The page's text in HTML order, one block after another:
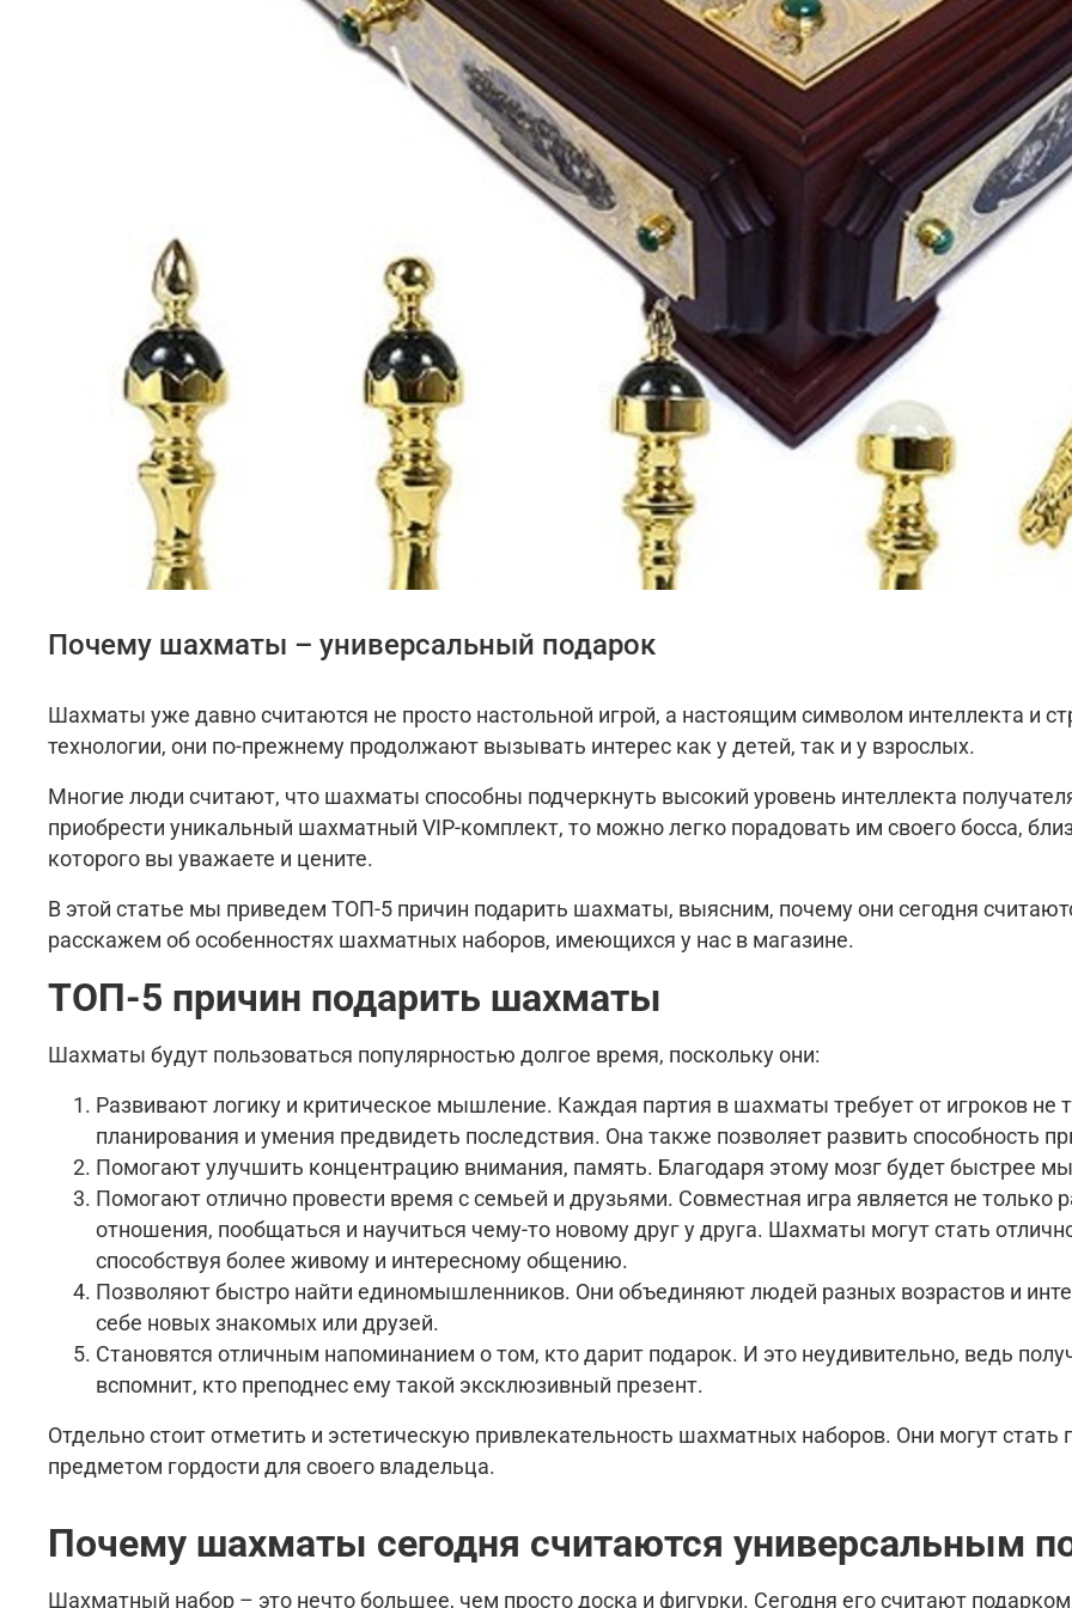
Подарки банковскому работнику
Подарки директору/руководителю
Подарки страховщику
Подарки строителю
Подарки учителю
Почему шахматы – универсальный подарок
Шахматы уже давно считаются не просто настольной игрой, а настоящим символом интеллекта и
технологии, они по-прежнему продолжают вызывать интерес как у детей, так и у взрослых.
Многие люди считают, что шахматы способны подчеркнуть высокий уровень интеллекта
приобрести уникальный шахматный VIP-комплект, то можно легко порадовать им своего босса,
которого вы уважаете и цените.
В этой статье мы приведем ТОП-5 причин подарить шахматы, выясним, почему они сегодня
расскажем об особенностях шахматных наборов, имеющихся у нас в магазине.
ТОП-5 причин подарить шахматы
Шахматы будут пользоваться популярностью долгое время, поскольку они:
Развивают логику и критическое мышление. Каждая партия в шахматы требует от игроков не
планирования и умения предвидеть последствия. Она также позволяет развить способность
Помогают улучшить концентрацию внимания, память. Благодаря этому мозг будет быстрее
Помогают отлично провести время с семьей и друзьями. Совместная игра является не
отношения, пообщаться и научиться чему-то новому друг у друга. Шахматы могут стать
способствуя более живому и интересному общению.
Позволяют быстро найти единомышленников. Они объединяют людей разных возрастов и
себе новых знакомых или друзей.
Становятся отличным напоминанием о том, кто дарит подарок. И это неудивительно, ведь
вспомнит, кто преподнес ему такой эксклюзивный презент.
Отдельно стоит отметить и эстетическую привлекательность шахматных наборов. Они могут
предметом гордости для своего владельца.
Почему шахматы сегодня считаются универсальным
Шахматный набор – это нечто большее, чем просто доска и фигурки. Сегодня его считают